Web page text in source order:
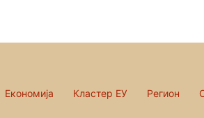
Економија Кластер ЕУ Регион